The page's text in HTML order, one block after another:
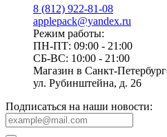
8 (812) 922-81-08
applepack@yandex.ru
Режим работы:
ПН-ПТ: 09:00 - 21:00
СБ-ВС: 10:00 - 21:00
Магазин в Санкт-
ул. Рубинштейна, д. 26
Подписаться на наши новости: